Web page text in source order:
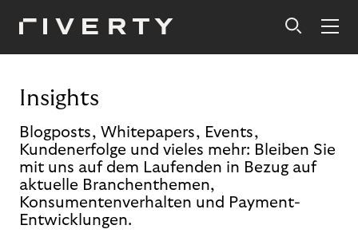
Insights
Blogposts, Whitepapers, Events,
Kundenerfolge und vieles mehr: Bleiben Sie
mit uns auf dem Laufenden in Bezug auf
aktuelle Branchenthemen,
Konsumentenverhalten und Payment-
Entwicklungen.